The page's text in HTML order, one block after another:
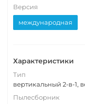
Версия
международная
Характеристики
Тип
вертикальный 2-в-1,
Пылесборник